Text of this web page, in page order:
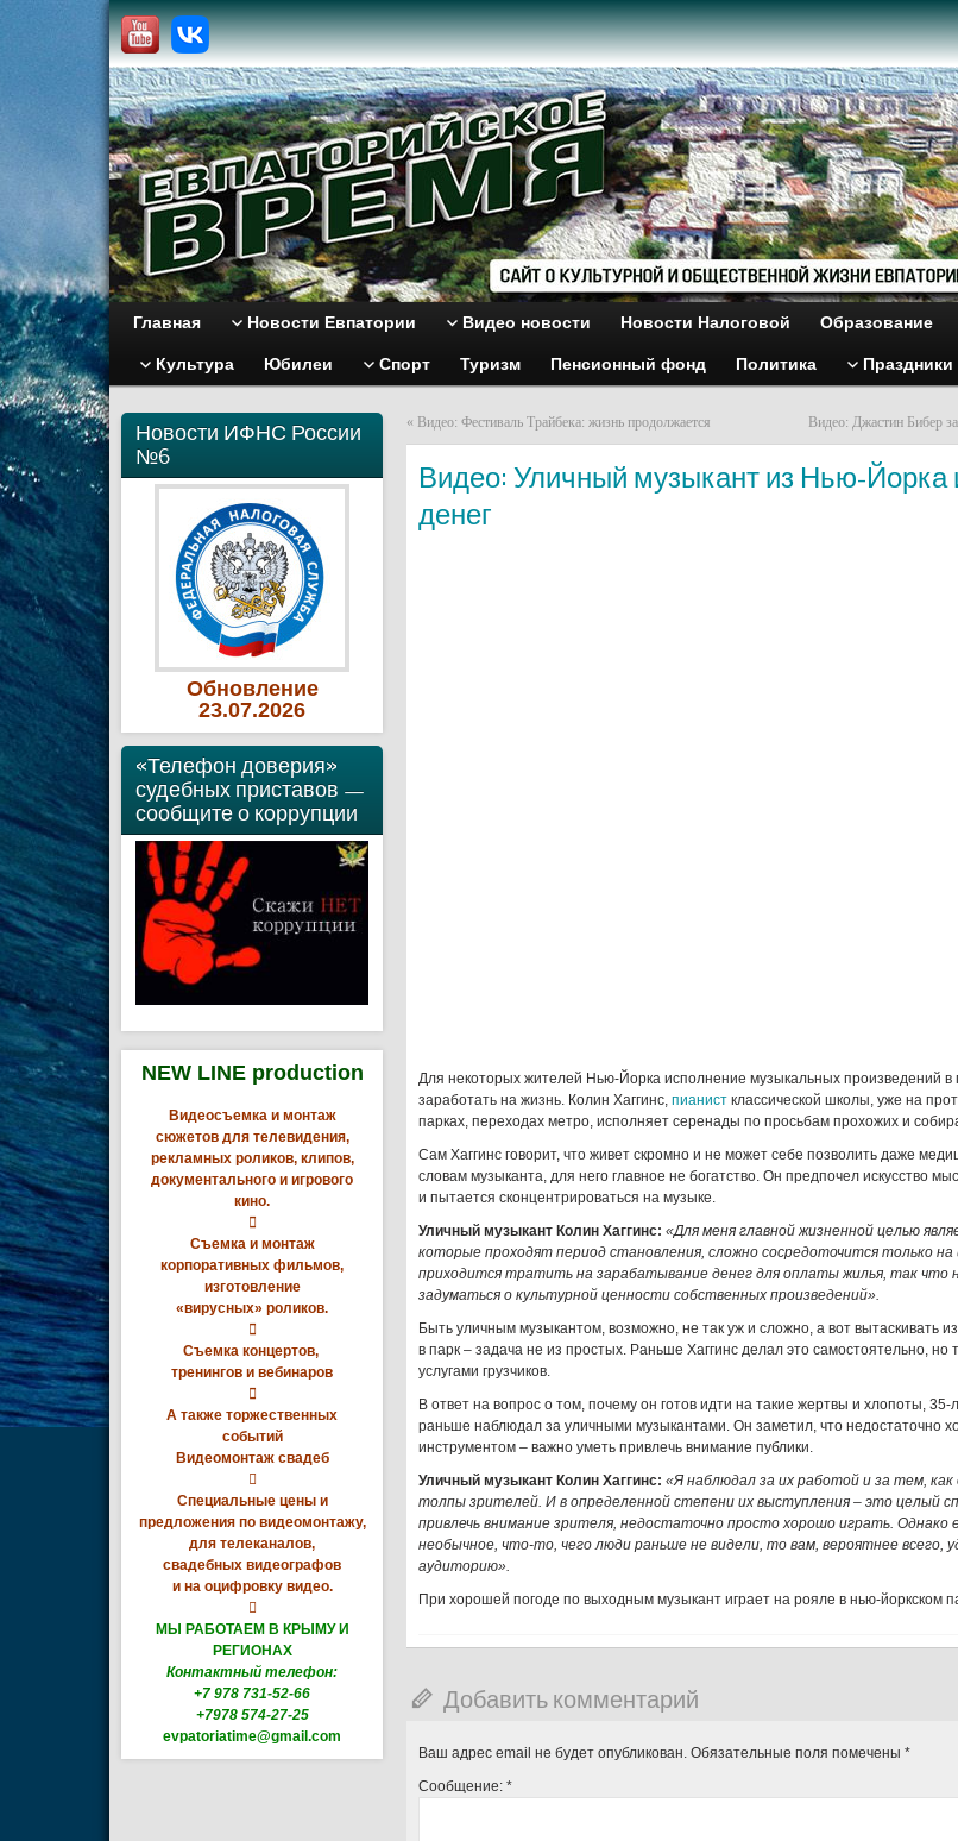
Главная Новости Евпатории Видео новости Новости Налоговой Образование
Культура Юбилеи Спорт Туризм Пенсионный фонд Политика Праздники
Новости ИФНС России
№6
Обновление
23.07.2026
«Телефон доверия»
судебных приставов —
сообщите о коррупции
NEW LINE production
Видеосъемка и монтаж
сюжетов для телевидения,
рекламных роликов, клипов,
документального и игрового
кино.

Съемка и монтаж
корпоративных фильмов,
изготовление
«вирусных» роликов.

Съемка концертов,
тренингов и вебинаров

А также торжественных
событий
Видеомонтаж свадеб

Специальные цены и
предложения по видеомонтажу,
для телеканалов,
свадебных видеографов
и на оцифровку видео.

МЫ РАБОТАЕМ В КРЫМУ И
РЕГИОНАХ
Контактный телефон:
+7 978 731-52-66
+7978 574-27-25
evpatoriatime@gmail.com
« Видео: Фестиваль Трайбека: жизнь продолжается Видео: Джастин Бибер
Видео: Уличный музыкант из Нью-Йорка
денег
Для некоторых жителей Нью-Йорка исполнение музыкальных произведений в
заработать на жизнь. Колин Хаггинс, пианист классической школы, уже на
парках, переходах метро, исполняет серенады по просьбам прохожих и
Сам Хаггинс говорит, что живет скромно и не может себе позволить даже
словам музыканта, для него главное не богатство. Он предпочел искусство
и пытается сконцентрироваться на музыке.
Уличный музыкант Колин Хаггинс: «Для меня главной жизненной целью
которые проходят период становления, сложно сосредоточится только на
приходится тратить на зарабатывание денег для оплаты жилья, так что
задуматься о культурной ценности собственных произведений».
Быть уличным музыкантом, возможно, не так уж и сложно, а вот вытаскивать
в парк – задача не из простых. Раньше Хаггинс делал это самостоятельно, но
услугами грузчиков.
В ответ на вопрос о том, почему он готов идти на такие жертвы и хлопоты, 35-
раньше наблюдал за уличными музыкантами. Он заметил, что недостаточно
инструментом – важно уметь привлечь внимание публики.
Уличный музыкант Колин Хаггинс: «Я наблюдал за их работой и за тем, как
толпы зрителей. И в определенной степени их выступления – это целый
привлечь внимание зрителя, недостаточно просто хорошо играть. Однако
необычное, что-то, чего люди раньше не видели, то вам, вероятнее всего,
аудиторию».
При хорошей погоде по выходным музыкант играет на рояле в нью-йоркском
Добавить комментарий
Ваш адрес email не будет опубликован. Обязательные поля помечены *
Сообщение: *